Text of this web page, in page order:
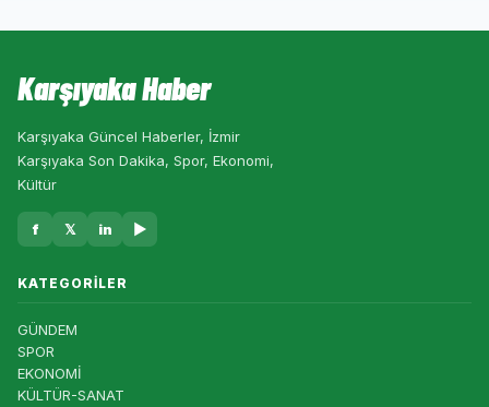
Karşıyaka Haber
Karşıyaka Güncel Haberler, İzmir
Karşıyaka Son Dakika, Spor, Ekonomi,
Kültür
f 𝕏 in ▶
KATEGORILER
GÜNDEM
SPOR
EKONOMİ
KÜLTÜR-SANAT